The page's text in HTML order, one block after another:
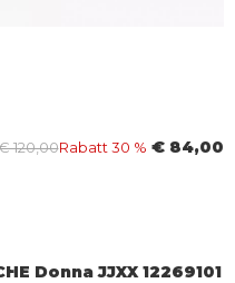
120,00Rabatt 30 % € 84,00
Donna JJXX 12269101